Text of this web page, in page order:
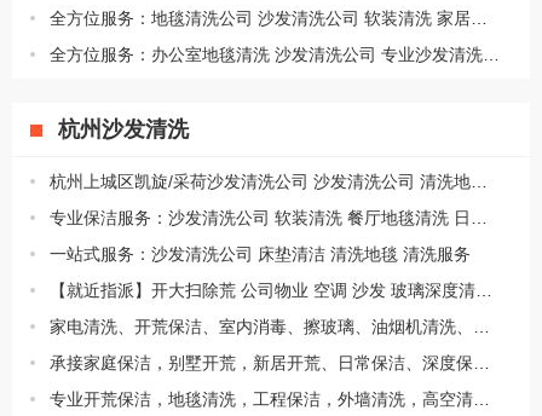
全方位服务：地毯清洗公司 沙发清洗公司 软装清洗 家居养护
全方位服务：办公室地毯清洗 沙发清洗公司 专业沙发清洗 新居开荒
杭州沙发清洗
杭州上城区凯旋/采荷沙发清洗公司 沙发清洗公司 清洗地毯 家庭保洁
专业保洁服务：沙发清洗公司 软装清洗 餐厅地毯清洗 日常保洁
一站式服务：沙发清洗公司 床垫清洁 清洗地毯 清洗服务
【就近指派】开大扫除荒 公司物业 空调 沙发 玻璃深度清洗石材地板打蜡
家电清洗、开荒保洁、室内消毒、擦玻璃、油烟机清洗、地毯清洗高空清洗
承接家庭保洁，别墅开荒，新居开荒、日常保洁、深度保洁、沙发清洗
专业开荒保洁，地毯清洗，工程保洁，外墙清洗，高空清洗，地板打蜡养护